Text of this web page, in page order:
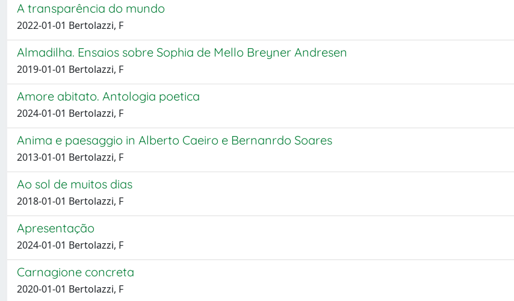
A transparência do mundo
2022-01-01 Bertolazzi, F
Almadilha. Ensaios sobre Sophia de Mello Breyner Andresen
2019-01-01 Bertolazzi, F
Amore abitato. Antologia poetica
2024-01-01 Bertolazzi, F
Anima e paesaggio in Alberto Caeiro e Bernanrdo Soares
2013-01-01 Bertolazzi, F
Ao sol de muitos dias
2018-01-01 Bertolazzi, F
Apresentação
2024-01-01 Bertolazzi, F
Carnagione concreta
2020-01-01 Bertolazzi, F